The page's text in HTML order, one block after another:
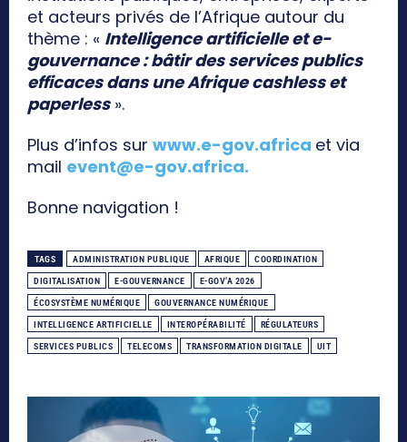
et acteurs privés de l’Afrique autour du
thème : « Intelligence artificielle et e-
gouvernance : bâtir des services publics
efficaces dans une Afrique cashless et
paperless».
Plus d’infos sur www.e-gov.africa et via
mail event@e-gov.africa.
Bonne navigation !
TAGS ADMINISTRATION PUBLIQUE AFRIQUE COORDINATION
DIGITALISATION E-GOUVERNANCE E-GOV’A 2026
ÉCOSYSTÈME NUMÉRIQUE GOUVERNANCE NUMÉRIQUE
INTELLIGENCE ARTIFICIELLE INTEROPÉRABILITÉ RÉGULATEURS
SERVICES PUBLICS TELECOMS TRANSFORMATION DIGITALE UIT